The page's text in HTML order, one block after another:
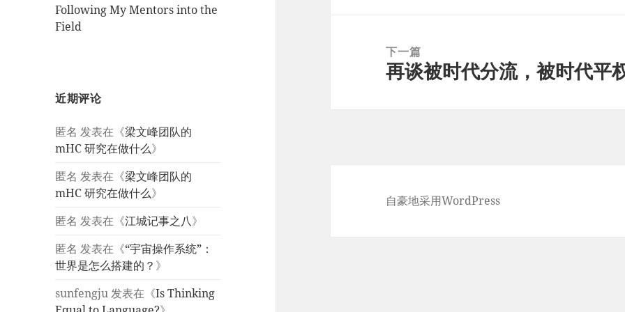
Following My Mentors into the
Field
近期评论
匿名 发表在《梁文峰团队的
mHC 研究在做什么》
匿名 发表在《梁文峰团队的
mHC 研究在做什么》
匿名 发表在《江城记事之八》
匿名 发表在《“宇宙操作系统”：
世界是怎么搭建的？ 》
sunfengju发表在《Is Thinking
下一篇
下
再谈被时代分流，被时代平
自豪地采用WordPress